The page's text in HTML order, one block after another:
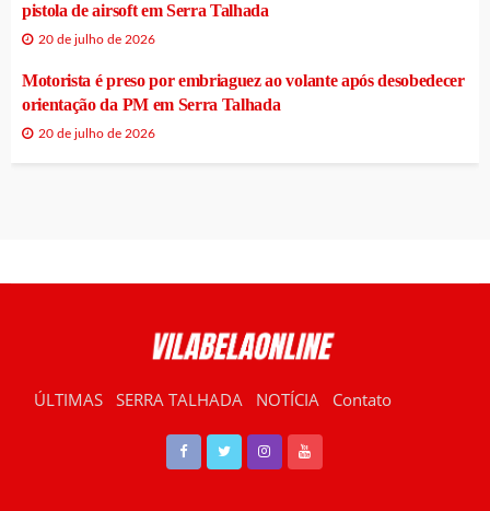
pistola de airsoft em Serra Talhada
20 de julho de 2026
Motorista é preso por embriaguez ao volante após desobedecer
orientação da PM em Serra Talhada
20 de julho de 2026
ÚLTIMAS SERRA TALHADA NOTÍCIA Contato